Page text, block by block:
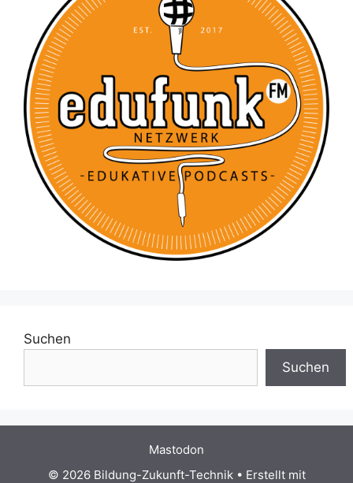
Suchen
Suchen
Mastodon
© 2026 Bildung-Zukunft-Technik• Erstellt mit